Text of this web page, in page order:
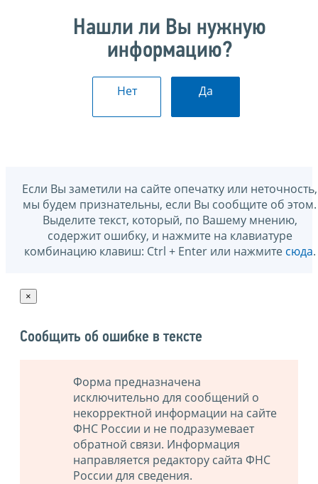
Нашли ли Вы нужную
информацию?
Нет Да
Если Вы заметили на сайте опечатку или неточность,
мы будем признательны, если Вы сообщите об этом.
Выделите текст, который, по Вашему мнению,
содержит ошибку, и нажмите на клавиатуре
комбинацию клавиш: Ctrl + Enter или нажмите сюда.
×
Сообщить об ошибке в тексте
Форма предназначена
исключительно для сообщений о
некорректной информации на сайте
ФНС России и не подразумевает
обратной связи. Информация
направляется редактору сайта ФНС
России для сведения.